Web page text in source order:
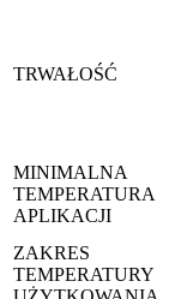
TRWAŁOŚĆ
MINIMALNA
TEMPERATURA
APLIKACJI
ZAKRES
TEMPERATURY